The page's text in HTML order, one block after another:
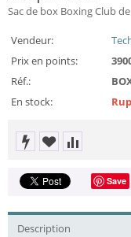
Sac de box Boxing Club
Vendeur:
Prix en points:
Réf.:
En stock:
Save
Description